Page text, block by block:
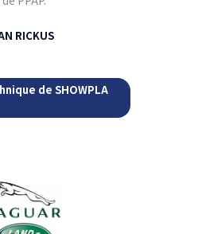
RICKUS
de SHOWPLA